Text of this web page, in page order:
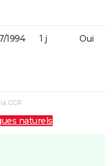
1994 1 j Oui
CCR
naturels